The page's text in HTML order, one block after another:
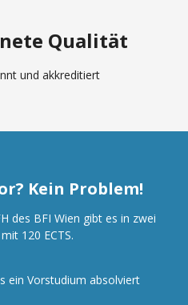
Qualität
und akkreditiert
Kein Problem!
des BFI Wien gibt es in zwei
120 ECTS.
ein Vorstudium absolviert